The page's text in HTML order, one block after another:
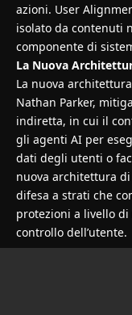
azioni. User
isolato da contenuti
componente di
La Nuova
La nuova
Nathan Parker,
indiretta, in cui il
gli agenti AI per
dati degli utenti o
nuova architettura
difesa a strati che
protezioni a livello
controllo dell’utente.